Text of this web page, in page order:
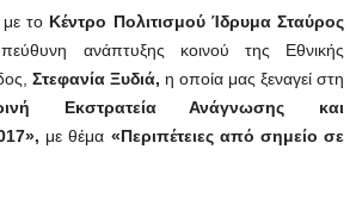
το Κέντρο Πολιτισμού Ίδρυμα Σταύρος
ανάπτυξης κοινού της Εθνικής
Στεφανία Ξυδιά, η οποία μας ξεναγεί στη
Εκστρατεία Ανάγνωσης και
με θέμα «Περιπέτειες από σημείο σε